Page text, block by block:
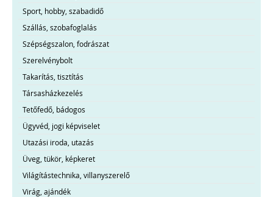
Sport, hobby, szabadidő
Szállás, szobafoglalás
Szépségszalon, fodrászat
Szerelvénybolt
Takarítás, tisztítás
Társasházkezelés
Tetőfedő, bádogos
Ügyvéd, jogi képviselet
Utazási iroda, utazás
Üveg, tükör, képkeret
Világítástechnika, villanyszerelő
Virág, ajándék